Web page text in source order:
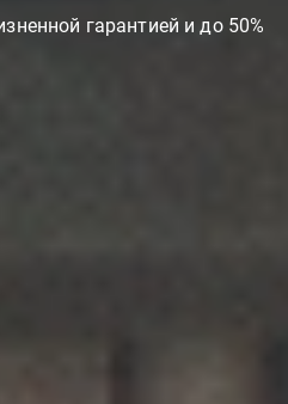
гарантией и до 50%